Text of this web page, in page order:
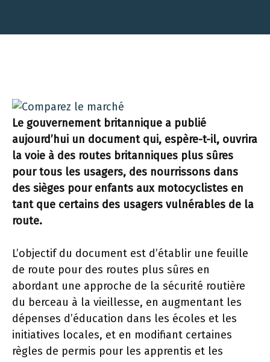
Le gouvernement britannique a publié
aujourd’hui un document qui, espère-t-il, ouvrira
la voie à des routes britanniques plus sûres
pour tous les usagers, des nourrissons dans
des sièges pour enfants aux motocyclistes en
tant que certains des usagers vulnérables de la
route.
L’objectif du document est d’établir une feuille
de route pour des routes plus sûres en
abordant une approche de la sécurité routière
du berceau à la vieillesse, en augmentant les
dépenses d’éducation dans les écoles et les
initiatives locales, et en modifiant certaines
règles de permis pour les apprentis et les